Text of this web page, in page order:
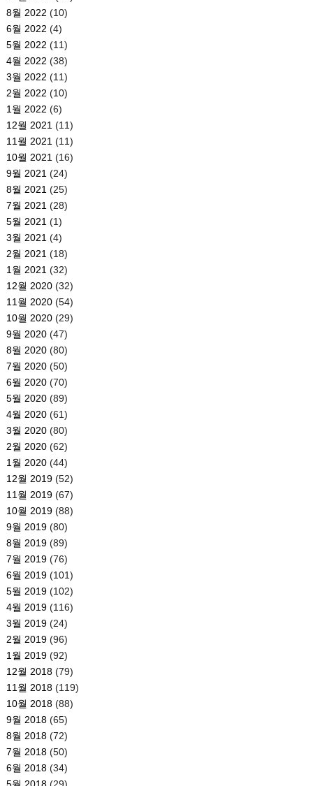
8월 2022 (10)
6월 2022 (4)
5월 2022 (11)
4월 2022 (38)
3월 2022 (11)
2월 2022 (10)
1월 2022 (6)
12월 2021 (11)
11월 2021 (11)
10월 2021 (16)
9월 2021 (24)
8월 2021 (25)
7월 2021 (28)
5월 2021 (1)
3월 2021 (4)
2월 2021 (18)
1월 2021 (32)
12월 2020(32)
11월 2020(54)
10월 2020(29)
9월 2020(47)
8월 2020(80)
7월 2020(50)
6월 2020(70)
5월 2020(89)
4월 2020(61)
3월 2020(80)
2월 2020(62)
1월 2020(44)
12월 2019(52)
11월 2019(67)
10월 2019(88)
9월 2019(80)
8월 2019(89)
7월 2019(76)
6월 2019(101)
5월 2019(102)
4월 2019(116)
3월 2019(24)
2월 2019(96)
1월 2019(92)
12월 2018(79)
11월 2018(119)
10월 2018(88)
9월 2018(65)
8월 2018(72)
7월 2018(50)
6월 2018(34)
5월 2018(29)